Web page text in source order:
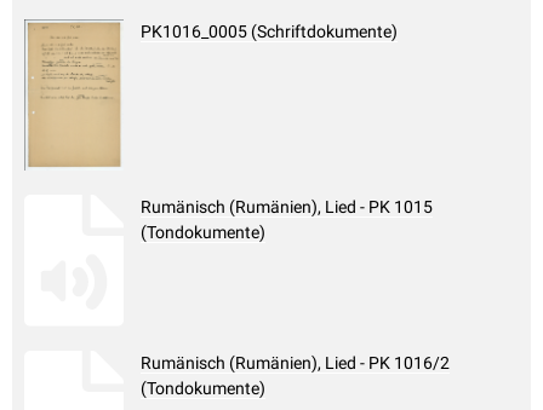
PK1016_0005 (Schriftdokumente)
Rumänisch (Rumänien), Lied - PK 1015
(Tondokumente)
Rumänisch (Rumänien), Lied - PK 1016/2
(Tondokumente)